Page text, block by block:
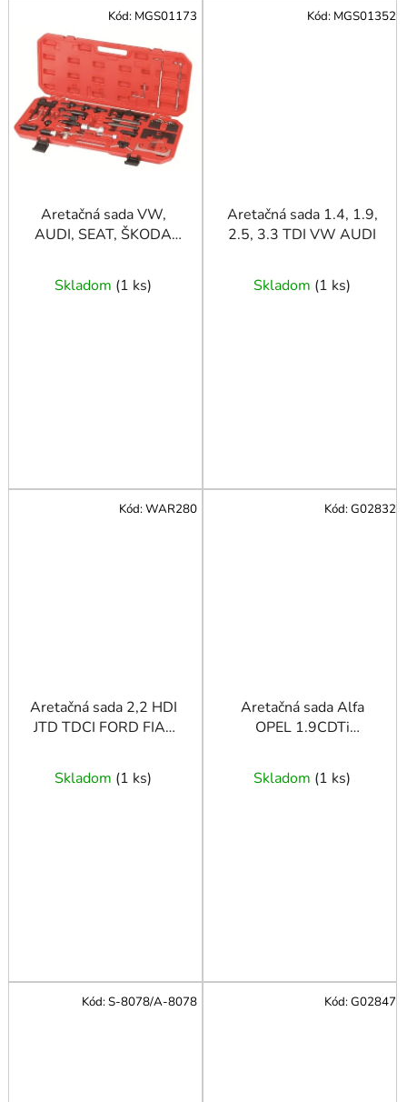
Aretačná sada VW,
AUDI, SEAT, ŠKODA
Skladom (1 ks)
Kód: MGS01173
Aretačná sada 1.4, 1.9,
2.5, 3.3 TDI VW AUDI
Skladom (1 ks)
Kód: MGS01352
Aretačná sada 2,2 HDI
JTD TDCI FORD FIAT
IVECO
Skladom (1 ks)
Kód:WAR280
Aretačná sada Alfa
OPEL 1.9CDTi
FB2729/F04020/
Skladom (1 ks)
Kód:G02832
Kód:S-8078/A-8078 Kód:G02847